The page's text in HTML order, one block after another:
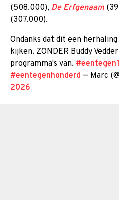
(508.000), De Erfgenaam
(307.000).
Ondanks dat dit een
kijken. ZONDER Buddy
programma's van.
#eentegenhonderd — Marc
2026